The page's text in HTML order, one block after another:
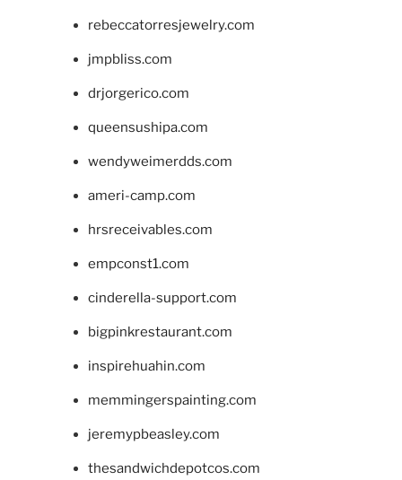
rebeccatorresjewelry.com
jmpbliss.com
drjorgerico.com
queensushipa.com
wendyweimerdds.com
ameri-camp.com
hrsreceivables.com
empconst1.com
cinderella-support.com
bigpinkrestaurant.com
inspirehuahin.com
memmingerspainting.com
jeremypbeasley.com
thesandwichdepotcos.com